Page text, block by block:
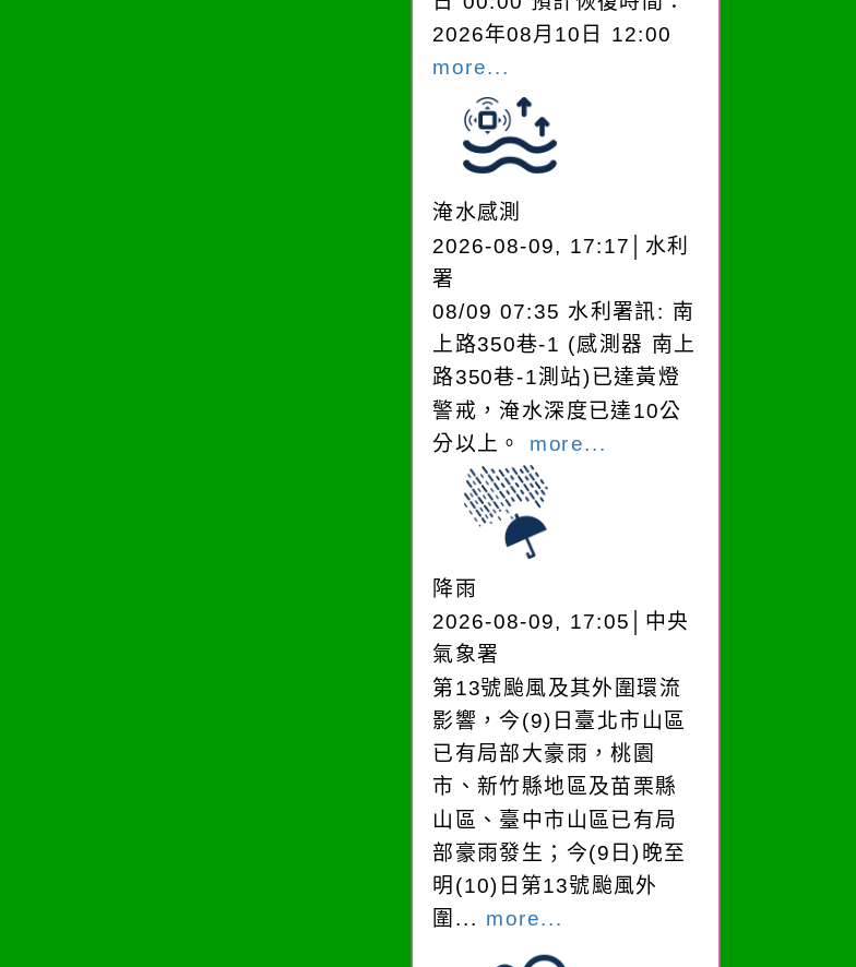
2026年08月10日 12:00
more...
淹水感測
2026-08-09, 17:17│水利
署
08/09 07:35 水利署訊: 南
上路350巷-1 (感測器 南上
路350巷-1測站)已達黃燈
警戒，淹水深度已達10公
分以上。​​​ more...
降雨
2026-08-09, 17:05│中央
氣象署
第13號颱風及其外圍環流
影響，今(9)日臺北市山區
已有局部大豪雨，桃園
市、新竹縣地區及苗栗縣
山區、臺中市山區已有局
部豪雨發生；今(9日)晚至
明(10)日第13號颱風外
圍... more...